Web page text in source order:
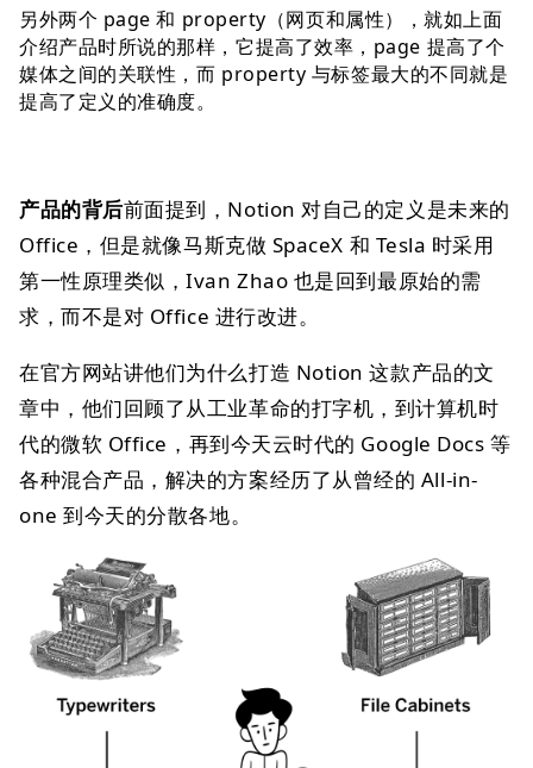
另外两个 page 和 property（网页和属性），就如上面
介绍产品时所说的那样，它提高了效率，page 提高了个
媒体之间的关联性，而 property 与标签最大的不同就是
提高了定义的准确度。
产品的背后前面提到，Notion 对自己的定义是未来的
Office，但是就像马斯克做 SpaceX 和 Tesla 时采用
第一性原理类似，Ivan Zhao 也是回到最原始的需
求，而不是对 Office 进行改进。
在官方网站讲他们为什么打造 Notion 这款产品的文
章中，他们回顾了从工业革命的打字机，到计算机时
代的微软 Office，再到今天云时代的 Google Docs 等
各种混合产品，解决的方案经历了从曾经的 All-in-
one 到今天的分散各地。